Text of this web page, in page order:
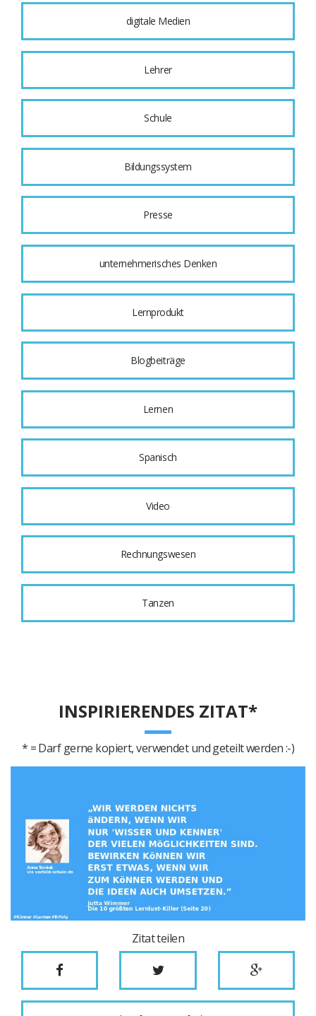
digitale Medien
Lehrer
Schule
Bildungssystem
Presse
unternehmerisches Denken
Lernprodukt
Blogbeiträge
Lernen
Spanisch
Video
Rechnungswesen
Tanzen
INSPIRIERENDES ZITAT*
* = Darf gerne kopiert, verwendet und geteilt werden :-)
Zitat teilen